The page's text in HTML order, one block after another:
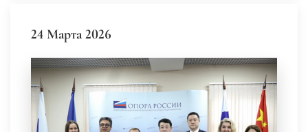
24 Марта 2026